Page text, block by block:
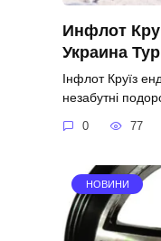
Инфлот
Украина
Інфлот Круїз
незабутні
0 77
НОВИНИ